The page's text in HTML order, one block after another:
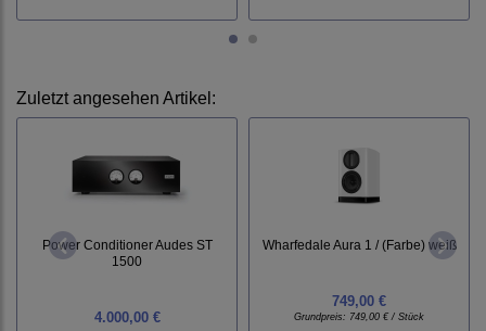
Zuletzt angesehen Artikel:
Power Conditioner Audes ST
1500
4.000,00 €
Wharfedale Aura 1 / (Farbe) weiß
749,00 €
Grundpreis: 749,00 € / Stück